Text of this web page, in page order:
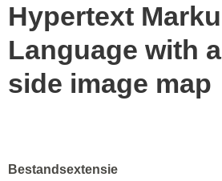
Hypertext
Language with
side image map
Bestandsextensie